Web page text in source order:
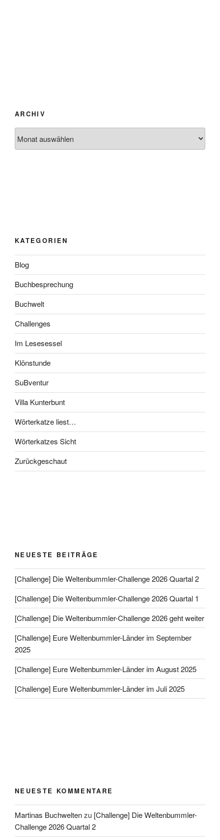
ARCHIV
KATEGORIEN
Blog
Buchbesprechung
Buchwelt
Challenges
Im Lesesessel
Klönstunde
SuBventur
Villa Kunterbunt
Wörterkatze liest…
Wörterkatzes Sicht
Zurückgeschaut
NEUESTE BEITRÄGE
[Challenge] Die Weltenbummler-Challenge 2026 Quartal 2
[Challenge] Die Weltenbummler-Challenge 2026 Quartal 1
[Challenge] Die Weltenbummler-Challenge 2026 geht weiter
[Challenge] Eure Weltenbummler-Länder im September
2025
[Challenge] Eure Weltenbummler-Länder im August 2025
[Challenge] Eure Weltenbummler-Länder im Juli 2025
NEUESTE KOMMENTARE
Martinas Buchweltenzu [Challenge] Die Weltenbummler-
Challenge 2026 Quartal 2